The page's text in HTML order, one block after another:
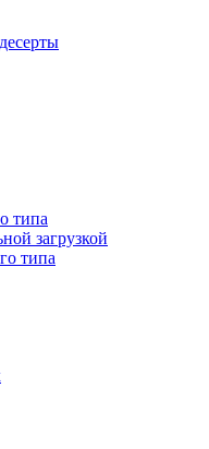
типа
загрузкой
типа